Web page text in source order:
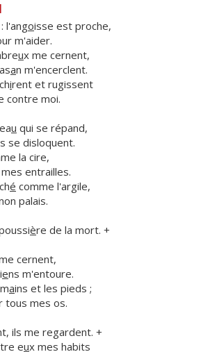
l'angoisse est proche,
m'aider.
ux me cernent,
an m'encerclent.
irent et rugissent
contre moi.
u qui se répand,
se disloquent.
la cire,
entrailles.
é comme l'argile,
palais.
ère de la mort. +
cernent,
ens m'entoure.
ains et les pieds ;
tous mes os.
ils me regardent. +
eux mes habits